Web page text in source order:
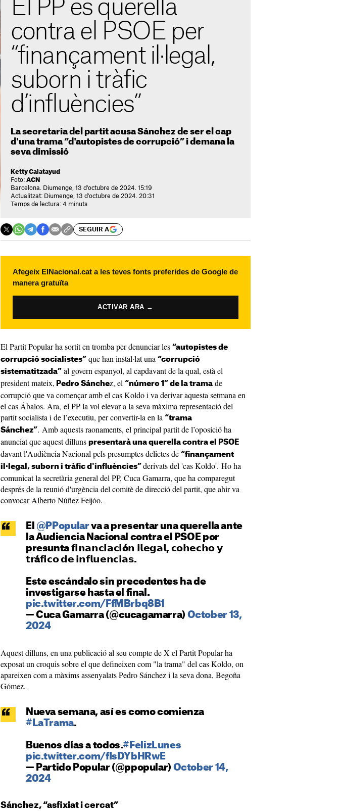
El PP es querella
contra el PSOE per
“finançament il·legal,
suborn i tràfic
d’influències”
La secretaria del partit acusa Sánchez de ser el cap
d'una trama “d'autopistes de corrupció” i demana la
seva dimissió
Ketty Calatayud
Foto: ACN
Barcelona. Diumenge, 13 d'octubre de 2024. 15:19
Actualitzat: Diumenge, 13 d'octubre de 2024. 20:31
Temps de lectura: 4 minuts
SEGUIR A
Afegeix ElNacional.cat a les teves fonts preferides de Google de
manera gratuïta
ACTIVAR ARA →
El Partit Popular ha sortit en tromba per denunciar les “autopistes de
corrupció socialistes” que han instal·lat una “corrupció
sistematitzada” al govern espanyol, al capdavant de la qual, està el
president mateix, Pedro Sánchez, el “número 1” de la trama de
corrupció que va començar amb el cas Koldo i va derivar aquesta setmana en
el cas Ábalos. Ara, el PP la vol elevar a la seva màxima representació del
partit socialista i de l’executiu, per convertir-la en la “trama
Sánchez”. Amb aquests raonaments, el principal partit de l’oposició ha
anunciat que aquest dilluns presentarà una querella contra el PSOE
davant l'Audiència Nacional pels presumptes delictes de “finançament
il·legal, suborn i tràfic d'influències” derivats del 'cas Koldo'. Ho ha
comunicat la secretària general del PP, Cuca Gamarra, que ha comparegut
després de la reunió d'urgència del comitè de direcció del partit, que ahir va
convocar Alberto Núñez Feijóo.
El @PPopularva a presentar una querella ante
la Audiencia Nacional contra el PSOE por
presunta 𝗳𝗶𝗻𝗮𝗻𝗰𝗶𝗮𝗰𝗶ó𝗻 𝗶𝗹𝗲𝗴𝗮𝗹, 𝗰𝗼𝗵𝗲𝗰𝗵𝗼 𝘆
𝘁𝗿á𝗳𝗶𝗰𝗼 𝗱𝗲 𝗶𝗻𝗳𝗹𝘂𝗲𝗻𝗰𝗶𝗮𝘀.
Este escándalo sin precedentes ha de
investigarse hasta el final.
pic.twitter.com/FfMBrbq8B1
— Cuca Gamarra (@cucagamarra) October 13,
2024
Aquest dilluns, en una publicació al seu compte de X el Partit Popular ha
exposat un croquis sobre el que defineixen com "la trama" del cas Koldo, on
apareixen com a màxims assenyalats Pedro Sánchez i la seva dona, Begoña
Gómez.
Nueva semana, así es como comienza
#LaTrama.
Buenos días a todos.#FelizLunes
pic.twitter.com/fIsDYbHRwE
— Partido Popular (@ppopular) October 14,
2024
Sánchez, “asfixiat i cercat”